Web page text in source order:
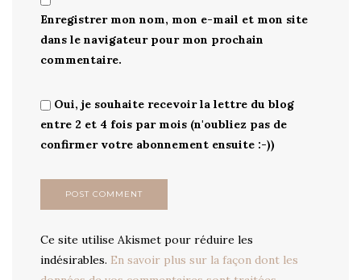
Enregistrer mon nom, mon e-mail et mon site
dans le navigateur pour mon prochain
commentaire.
Oui, je souhaite recevoir la lettre du blog
entre 2 et 4 fois par mois (n'oubliez pas de
confirmer votre abonnement ensuite :-))
Ce site utilise Akismet pour réduire les
indésirables. En savoir plus sur la façon dont les